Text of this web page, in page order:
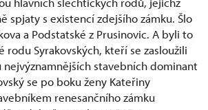
spjaty s existencí zdejšího zámku. Šlo
a Podstatské z Prusinovic. A byli to
Syrakovských, kteří se zasloužili
stavebních dominant
se po boku ženy Kateřiny
renesančního zámku